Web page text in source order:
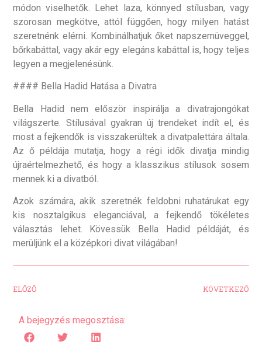
módon viselhetők. Lehet laza, könnyed stílusban, vagy
szorosan megkötve, attól függően, hogy milyen hatást
szeretnénk elérni. Kombinálhatjuk őket napszemüveggel,
bőrkabáttal, vagy akár egy elegáns kabáttal is, hogy teljes
legyen a megjelenésünk.
#### Bella Hadid Hatása a Divatra
Bella Hadid nem először inspirálja a divatrajongókat
világszerte. Stílusával gyakran új trendeket indít el, és
most a fejkendők is visszakerültek a divatpalettára általa.
Az ő példája mutatja, hogy a régi idők divatja mindig
újraértelmezhető, és hogy a klasszikus stílusok sosem
mennek ki a divatból.
Azok számára, akik szeretnék feldobni ruhatárukat egy
kis nosztalgikus eleganciával, a fejkendő tökéletes
választás lehet. Kövessük Bella Hadid példáját, és
merüljünk el a középkori divat világában!
ELŐZŐ KÖVETKEZŐ
A bejegyzés megosztása: